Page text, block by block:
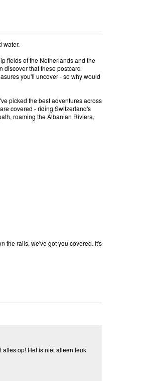
water.
fields of the Netherlands and the
discover that these postcard
you'll uncover - so why would
picked the best adventures across
covered - riding Switzerland's
roaming the Albanian Riviera,
the rails, we've got you covered. It's
alles op! Het is niet alleen leuk